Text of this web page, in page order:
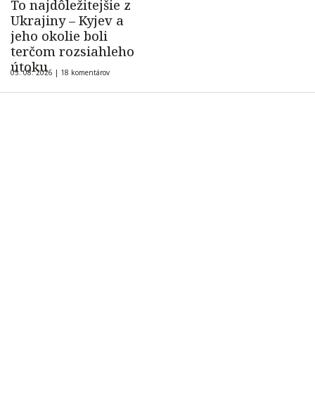
To najdôležitejšie z
Ukrajiny – Kyjev a
jeho okolie boli
terčom rozsiahleho
útoku
05. 08. 2026 | 18 komentárov